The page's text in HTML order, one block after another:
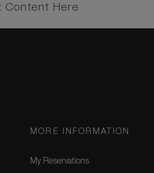
Content Here
MORE INFORMATION
My Reservations